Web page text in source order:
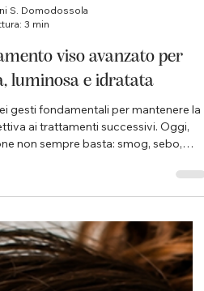
luminosa e idratata
gesti fondamentali per mantenere la
ai trattamenti successivi. Oggi,